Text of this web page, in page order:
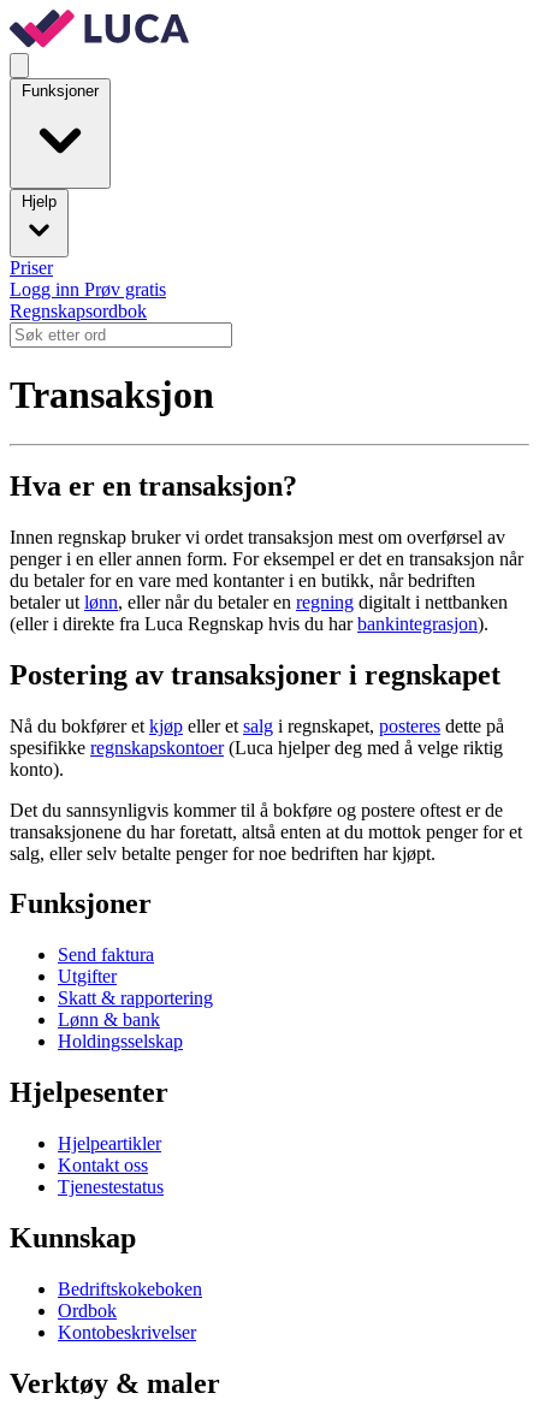
Funksjoner
Hjelp
Priser
Logg inn Prøv gratis
Regnskapsordbok
Transaksjon
Hva er en transaksjon?
Innen regnskap bruker vi ordet transaksjon mest om overførsel av
penger i en eller annen form. For eksempel er det en transaksjon når
du betaler for en vare med kontanter i en butikk, når bedriften
betaler ut lønn, eller når du betaler en regning digitalt i nettbanken
(eller i direkte fra Luca Regnskap hvis du harbankintegrasjon).
Postering av transaksjoner i regnskapet
Nå du bokfører et kjøp eller et salg i regnskapet, posteres dette på
spesifikke regnskapskontoer(Luca hjelper deg med å velge riktig
konto).
Det du sannsynligvis kommer til å bokføre og postere oftest er de
transaksjonene du har foretatt, altså enten at du mottok penger for et
salg, eller selv betalte penger for noe bedriften har kjøpt.
Funksjoner
Send faktura
Utgifter
Skatt & rapportering
Lønn & bank
Holdingsselskap
Hjelpesenter
Hjelpeartikler
Kontakt oss
Tjenestestatus
Kunnskap
Bedriftskokeboken
Ordbok
Kontobeskrivelser
Verktøy & maler